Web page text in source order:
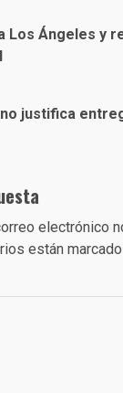
Los Ángeles y
justifica
electrónico
están